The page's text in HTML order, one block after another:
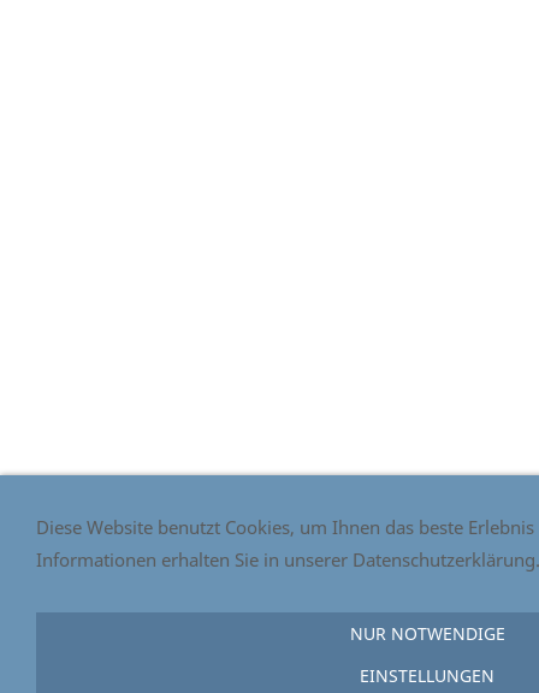
Diese Website benutzt Cookies, um Ihnen das beste
Informationen erhalten Sie in unserer Datenschutzerklärung.
NUR NOTWENDIGE
EINSTELLUNGEN